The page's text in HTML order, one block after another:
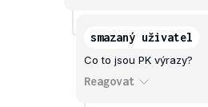
smazaný uživatel
Co to jsou PK výrazy?
Reagovat